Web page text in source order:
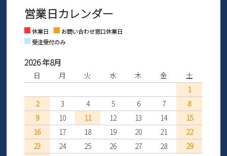
さい。
※土日祝はお問い合わせ窓口休業日となります。
Facebook Instagram
営業日カレンダー
休業日
お問い合わせ窓口休業日
受注受付のみ
2026 年8月
日 月 火 水 木 金
土
1
2
3 4 5 6 7
8
9
10 11 12 13 14
15
16
17 18 19 20 21
22
23
24 25 26 27 28
29